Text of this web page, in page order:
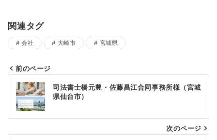
関連タグ
会社 大崎市 宮城県
投
稿
ナ
ビ
前のページ
司法書士橋元豊・佐藤昌江合同事務所様（宮城
県仙台市）
次のページ